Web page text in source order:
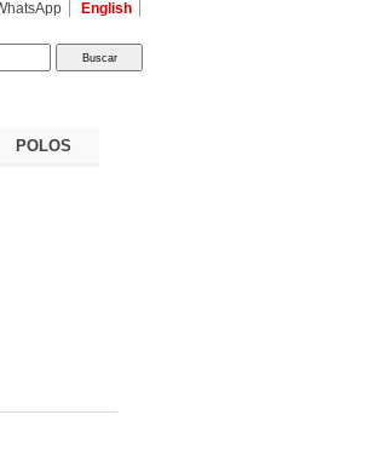
English
POLOS